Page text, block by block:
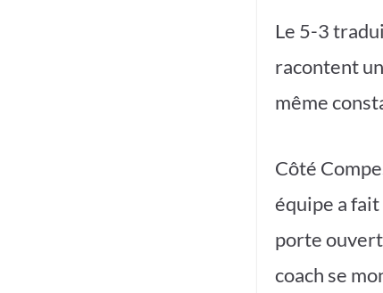
Le 5-3
racontent
même
Côté
équipe a
porte
coach se